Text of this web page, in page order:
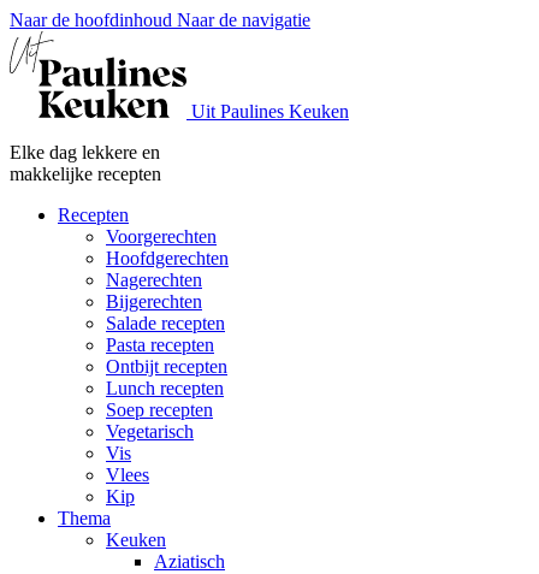
Naar de hoofdinhoud Naar de navigatie
Uit Paulines Keuken
Elke dag lekkere en
makkelijke recepten
Recepten
Voorgerechten
Hoofdgerechten
Nagerechten
Bijgerechten
Salade recepten
Pasta recepten
Ontbijt recepten
Lunch recepten
Soep recepten
Vegetarisch
Vis
Vlees
Kip
Thema
Keuken
Aziatisch